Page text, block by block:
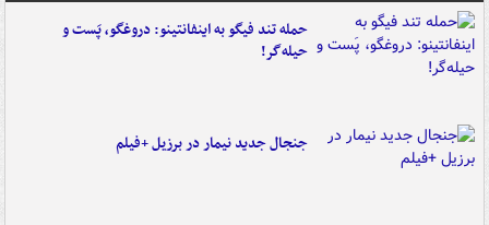
حمله تند فیگو به اینفانتینو: دروغگو، پَست‌ و
حیله‌گر!
جنجال جدید نیمار در برزیل +فیلم